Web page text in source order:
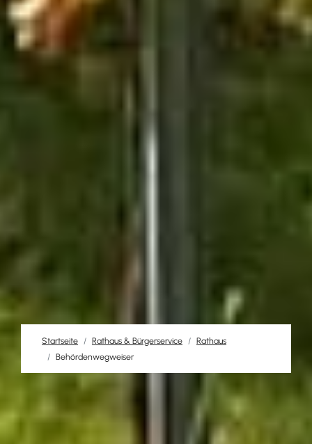
Startseite Rathaus & Bürgerservice
Rathaus
Behördenwegweiser